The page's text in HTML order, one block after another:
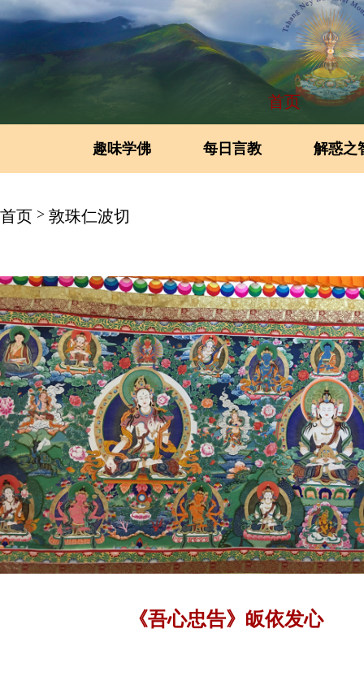
首页
趣味学佛 每日言教 解惑之
首页 > 敦珠仁波切
《吾心忠告》皈依发心